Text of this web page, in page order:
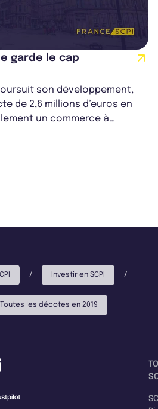
garde le cap
son développement,
de 2,6 millions d’euros en
un commerce à
logisti...
/ Investir en SCPI /
les décotes en 2019